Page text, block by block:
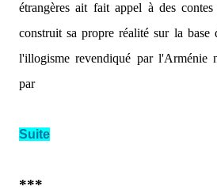
étrangères ait fait appel à des
construit sa propre réalité sur la base
l'illogisme revendiqué par l'Arménie
par
Suite
***